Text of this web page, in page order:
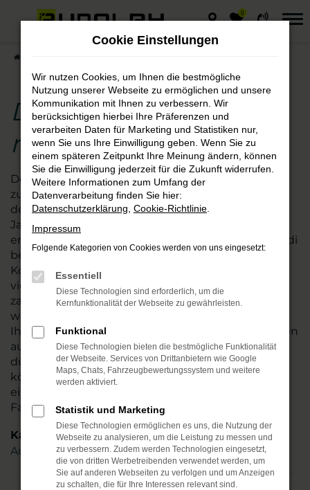
Zum
0
Der Audi SQ8 –
rundum überzeugend
Der Audi SQ8 ist einfach ein gutes und
zuverlässiges Auto. Was wir hier in einem Satz auf
den Punkt bringen, ist das Resultat aus
Jahrzehnten Erfahrung im Autobau und einer
enormen Entwicklungsleistung. Der Hersteller Audi
beweist mit dem SQ8 einmal mehr seine
Kompetenz und bietet den Einstieg in ein
vielseitiges Modell. Bei uns entdecken Sie die
zahlreichen Ausstattungsmöglichkeiten und
werden kompetent beraten. Gerne erläutern wir
Ihnen die Möglichkeiten dieses Modells und weisen
auf Besonderheiten des Audi SQ8 hin. Zudem
dürfen Sie sich auf eine Probefahrt freuen und
können vor Ort an einem unserer Standorte
einsteigen und gleich ein Gefühl für dieses
Fahrzeug erhalten.
Kategorie
Audi SQ8 Gebrauchtwagen
Cookie Einstellungen
Wir nutzen Cookies, um Ihnen die bestmögliche
Nutzung unserer Webseite zu ermöglichen und unsere
Kommunikation mit Ihnen zu verbessern. Wir
berücksichtigen hierbei Ihre Präferenzen und
verarbeiten Daten für Marketing und Statistiken nur,
wenn Sie uns Ihre Einwilligung geben. Wenn Sie zu
einem späteren Zeitpunkt Ihre Meinung ändern, können
Sie die Einwilligung jederzeit für die Zukunft widerrufen.
Weitere Informationen zum Umfang der
Datenverarbeitung finden Sie hier:
Datenschutzerklärung Cookie-Richtlinie
Impressum
Folgende Kategorien von Cookies werden von uns eingesetzt:
Essentiell
Diese Technologien sind erforderlich, um die
Kernfunktionalität der Webseite zu gewährleisten.
Funktional
Diese Technologien bieten die bestmögliche Funktionalität
der Webseite. Services von Drittanbietern wie Google
Maps, Chats, Fahrzeugbewertungssystem und weitere
werden aktiviert.
Statistik und Marketing
Diese Technologien ermöglichen es uns, die Nutzung der
Webseite zu analysieren, um die Leistung zu messen und
zu verbessern. Zudem werden Technologien eingesetzt,
die von dritten Werbetreibenden verwendet werden, um
Sie auf anderen Webseiten zu verfolgen und um Anzeigen
zu schalten, die für Ihre Interessen relevant sind.